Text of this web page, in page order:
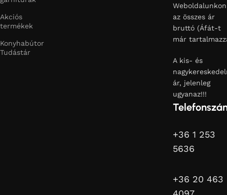
Akciós
termékek
Konyhabútor
Tudástár
Weboldalunkon
az összes ár
bruttó (Áfát-t
már
A kis- és
ár, jelenleg
ugyanaz!!!
+36 1 253
5636
+36 20 463